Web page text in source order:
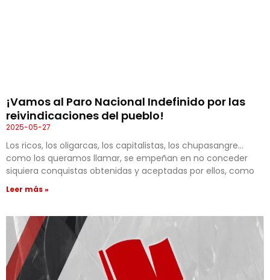
¡Vamos al Paro Nacional Indefinido por las
reivindicaciones del pueblo!
2025-05-27
Los ricos, los oligarcas, los capitalistas, los chupasangre…
como los queramos llamar, se empeñan en no conceder
siquiera conquistas obtenidas y aceptadas por ellos, como
Leer más »